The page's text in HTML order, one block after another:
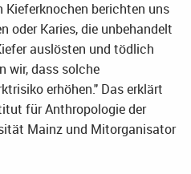
Kieferknochen berichten uns
oder Karies, die unbehandelt
auslösten und tödlich
wir, dass solche
erhöhen." Das erklärt
für Anthropologie der
Mainz und Mitorganisator